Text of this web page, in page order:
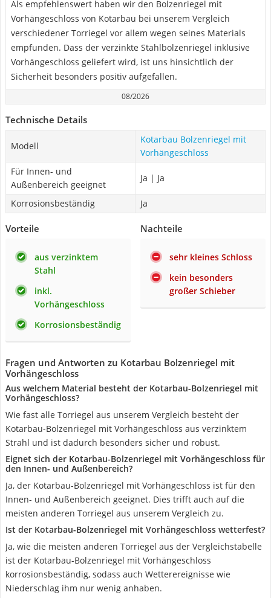
Als empfehlenswert haben wir den Bolzenriegel mit
Vorhängeschloss von Kotarbau bei unserem Vergleich
verschiedener Torriegel vor allem wegen seines Materials
empfunden. Dass der verzinkte Stahlbolzenriegel inklusive
Vorhängeschloss geliefert wird, ist uns hinsichtlich der
Sicherheit besonders positiv aufgefallen.
08/2026
Technische Details
Modell
Kotarbau Bolzenriegel mit
Vorhängeschloss
Für Innen- und
Außenbereich geeignet
Ja | Ja
Korrosionsbeständig Ja
Vorteile
aus verzinktem
Stahl
inkl.
Vorhängeschloss
Korrosionsbeständig
Nachteile
sehr kleines Schloss
kein besonders
großer Schieber
Fragen und Antworten zu Kotarbau Bolzenriegel mit
Vorhängeschloss
Aus welchem Material besteht der Kotarbau-Bolzenriegel mit
Vorhängeschloss?
Wie fast alle Torriegel aus unserem Vergleich besteht der
Kotarbau-Bolzenriegel mit Vorhängeschloss aus verzinktem
Strahl und ist dadurch besonders sicher und robust.
Eignet sich der Kotarbau-Bolzenriegel mit Vorhängeschloss für
den Innen- und Außenbereich?
Ja, der Kotarbau-Bolzenriegel mit Vorhängeschloss ist für den
Innen- und Außenbereich geeignet. Dies trifft auch auf die
meisten anderen Torriegel aus unserem Vergleich zu.
Ist der Kotarbau-Bolzenriegel mit Vorhängeschloss wetterfest?
Ja, wie die meisten anderen Torriegel aus der Vergleichstabelle
ist der Kotarbau-Bolzenriegel mit Vorhängeschloss
korrosionsbeständig, sodass auch Wetterereignisse wie
Niederschlag ihm nur wenig anhaben.